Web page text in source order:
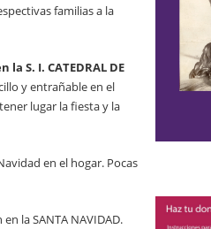
familias a la
la S. I. CATEDRAL DE
y entrañable en el
lugar la fiesta y la
en el hogar. Pocas
la SANTA NAVIDAD.